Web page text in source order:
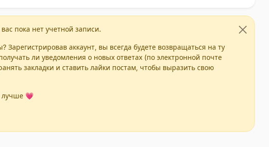
пока нет учетной записи.
аккаунт, вы всегда будете возвращаться на ту
ли уведомления о новых ответах (по электронной почте
закладки и ставить лайки постам, чтобы выразить свою
лучше 💗